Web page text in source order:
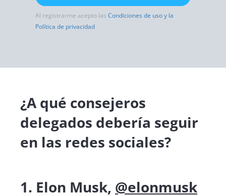
Al registrarme acepto las Condiciones de uso y la
Política de privacidad
¿A qué consejeros
delegados debería seguir
en las redes sociales?
1. Elon Musk, @elonmusk